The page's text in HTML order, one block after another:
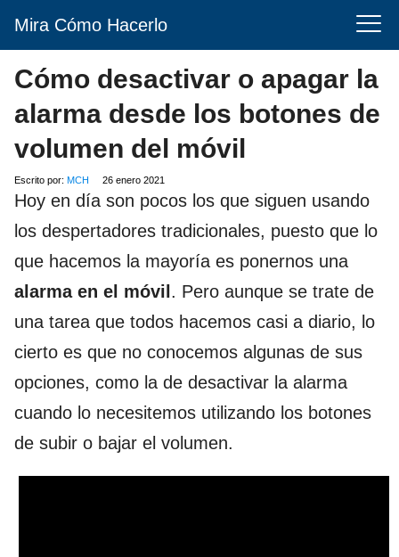
Mira Cómo Hacerlo
Cómo desactivar o apagar la
alarma desde los botones de
volumen del móvil
Escrito por: MCH 26 enero 2021
Hoy en día son pocos los que siguen usando
los despertadores tradicionales, puesto que lo
que hacemos la mayoría es ponernos una
alarma en el móvil . Pero aunque se trate de
una tarea que todos hacemos casi a diario, lo
cierto es que no conocemos algunas de sus
opciones, como la de desactivar la alarma
cuando lo necesitemos utilizando los botones
de subir o bajar el volumen.